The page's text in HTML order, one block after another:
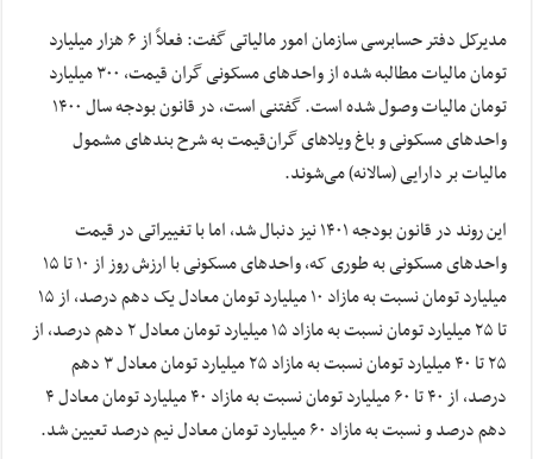
مدیرکل دفتر حسابرسی سازمان امور مالیاتی گفت: فعلاً از ۶ هزار میلیارد
تومان مالیات مطالبه شده از واحدهای مسکونی گران قیمت، ۳۰۰ میلیارد
تومان مالیات وصول شده است. گفتنی است، در قانون بودجه سال ۱۴۰۰
واحدهای مسکونی و باغ ویلاهای گران‌قیمت به شرح بندهای مشمول
مالیات بر دارایی (سالانه) می‌شوند.
این روند در قانون بودجه ۱۴۰۱ نیز دنبال شد، اما با تغییراتی در قیمت
واحدهای مسکونی به طوری که، واحدهای مسکونی با ارزش روز از ۱۰ تا ۱۵
میلیارد تومان نسبت به مازاد ۱۰ میلیارد تومان معادل یک دهم درصد، از ۱۵
تا ۲۵ میلیارد تومان نسبت به مازاد ۱۵ میلیارد تومان معادل ۲ دهم درصد، از
۲۵ تا ۴۰ میلیارد تومان نسبت به مازاد ۲۵ میلیارد تومان معادل ۳ دهم
درصد، از ۴۰ تا ۶۰ میلیارد تومان نسبت به مازاد ۴۰ میلیارد تومان معادل ۴
دهم درصد و نسبت به مازاد ۶۰ میلیارد تومان معادل نیم درصد تعیین شد.